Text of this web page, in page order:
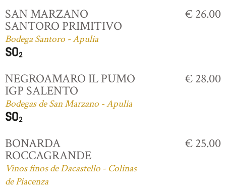
SAN MARZANO
SANTORO PRIMITIVO
Bodega Santoro - Apulia
€ 26.00
NEGROAMARO IL PUMO
IGP SALENTO
Bodegas de San Marzano - Apulia
€ 28.00
BONARDA
ROCCAGRANDE
Vinos finos de Dacastello - Colinas
de Piacenza
€ 25.00